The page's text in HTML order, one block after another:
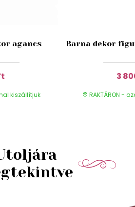
agancs
kiszállítjuk
Barna dekor
3
RAKTÁRON -